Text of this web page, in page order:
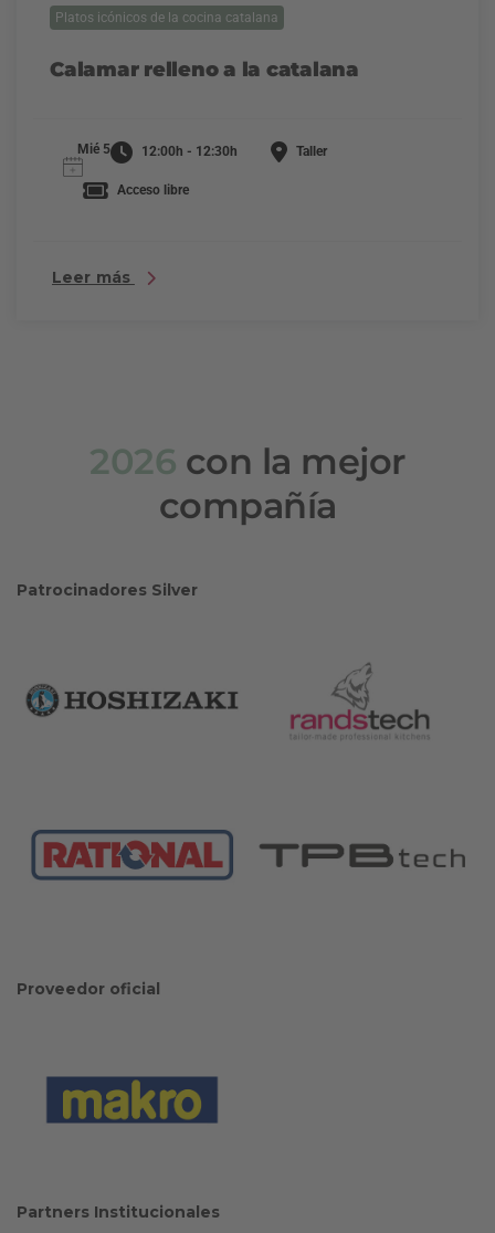
Platos icónicos de la cocina catalana
Calamar relleno a la catalana
Mié 5 12:00h - 12:30h Taller
Acceso libre
Leer más
2026 con la mejor
compañía
Patrocinadores Silver
Proveedor oficial
Partners Institucionales